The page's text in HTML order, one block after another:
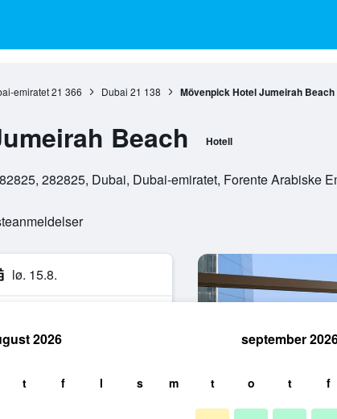
emiratet 21 366 Dubai 21 138 Mövenpick Hotel Jumeirah Beach
Beach Hotell
282825, Dubai, Dubai-emiratet, Forente Arabiske
lø. 15.8.
2026
t f l s
september
m t o t f